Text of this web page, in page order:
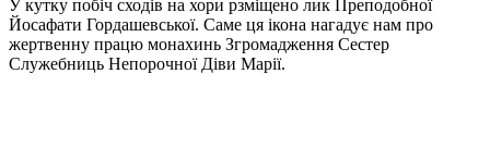
У кутку побіч сходів на хори рзміщено лик Преподобної
Йосафати Гордашевської. Саме ця ікона нагадує нам про
жертвенну працю монахинь Згромадження Сестер
Служебниць Непорочної Діви Марії.